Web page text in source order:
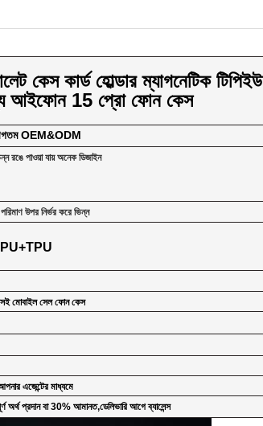
কেস কার্ড হোল্ডার ম্যাগনেটিক টিপিইউ
আইফোন 15 প্রো ফোন কেস
OEM&ODM
রঙে পাওয়া যায় অনেক ডিজাইন
উপর নির্ভর করে ভিন্ন
PU+TPU
মোবাইল সেল ফোন কেস
এজেন্টের মাধ্যমে
অর্থ প্রদান বা 30% আমানত,ডেলিভারি আগে ব্যালেন্স